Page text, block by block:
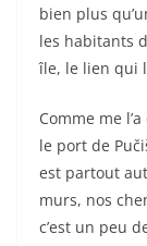
bien plus
les habitants
île, le lien qui
Comme me
le port de
est partout
murs, nos
c’est un peu